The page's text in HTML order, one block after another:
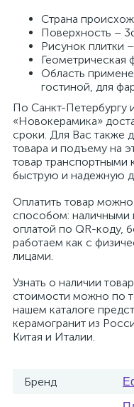
Страна
Поверхность –
Рисунок плитки
Геометрическая
Область
гостиной, для
По Санкт-Петербургу
«Новокерамика»
сроки. Для Вас также
товара и подъему на
товар транспортными
быструю и надежную
Оплатить товар
способом: наличными
оплатой по QR-коду,
работаем как с
лицами.
Узнать о наличии
стоимости можно по
нашем каталоге
керамогранит из
Китая и Италии.
Бренд